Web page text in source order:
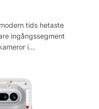
tids hetaste
ingångssegment
i…